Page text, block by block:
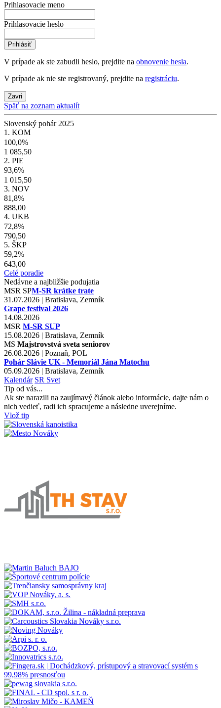
Prihlasovacie meno
Prihlasovacie heslo
Prihlásiť
V prípade ak ste zabudli heslo, prejdite na obnovenie hesla.
V prípade ak nie ste registrovaný, prejdite na registráciu.
Zavri
Späť na zoznam aktualít
Slovenský pohár 2025
1. KOM
100,0%
1 085,50
2. PIE
93,6%
1 015,50
3. NOV
81,8%
888,00
4. UKB
72,8%
790,50
5. ŠKP
59,2%
643,00
Celé poradie
Nedávne a najbližšie podujatia
MSR SPM-SR krátke trate
31.07.2026 | Bratislava, Zemník
Grape festival 2026
14.08.2026
MSR M-SR SUP
15.08.2026 | Bratislava, Zemník
MS Majstrovstvá sveta seniorov
26.08.2026 | Poznaň, POL
Pohár Slávie UK - Memoriál Jána Matochu
05.09.2026 | Bratislava, Zemník
Kalendár SR Svet
Tip od vás...
Ak ste narazili na zaujímavý článok alebo informácie, dajte nám o
nich vedieť, radi ich spracujeme a následne uverejníme.
Vlož tip